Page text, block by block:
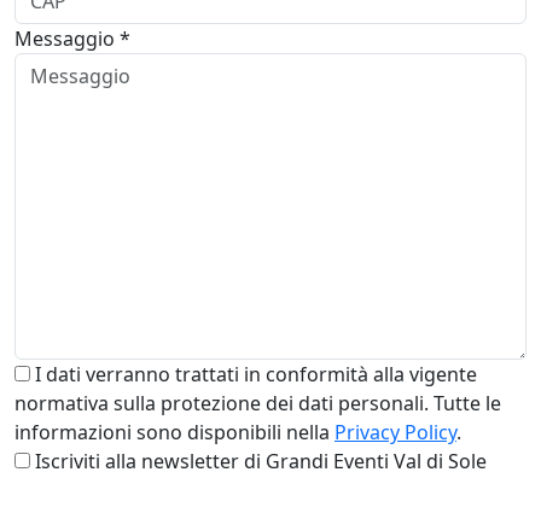
Messaggio *
I dati verranno trattati in conformità alla vigente
normativa sulla protezione dei dati personali. Tutte le
informazioni sono disponibili nella Privacy Policy.
Iscriviti alla newsletter di Grandi Eventi Val di Sole